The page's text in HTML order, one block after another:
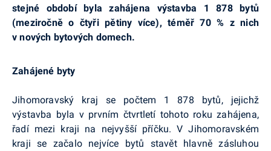
stejné období byla zahájena výstavba 1 878 bytů
(meziročně o čtyři pětiny více), téměř 70 % z nich
v nových bytových domech.
Zahájené byty
Jihomoravský kraj se počtem 1 878 bytů, jejichž
výstavba byla v prvním čtvrtletí tohoto roku zahájena,
řadí mezi kraji na nejvyšší příčku. V Jihomoravském
kraji se začalo nejvíce bytů stavět hlavně zásluhou